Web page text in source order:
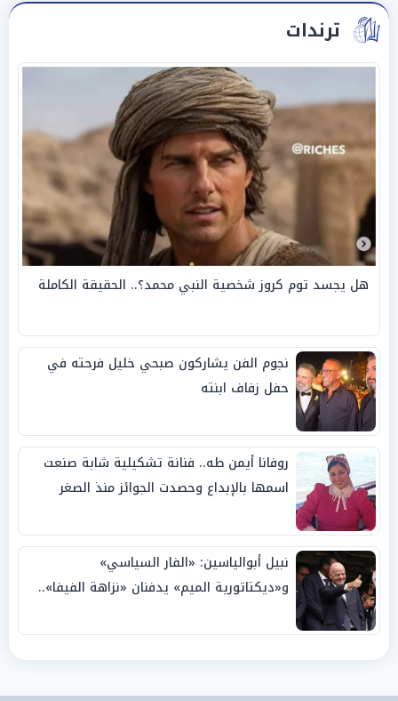
ترندات
هل يجسد توم كروز شخصية النبي محمد؟.. الحقيقة الكاملة
نجوم الفن يشاركون صبحي خليل فرحته في
حفل زفاف ابنته
روفانا أيمن طه.. فنانة تشكيلية شابة صنعت
اسمها بالإبداع وحصدت الجوائز منذ الصغر
نبيل أبوالياسين: «الفار السياسي»
و«ديكتاتورية الميم» يدفنان «نزاهة الفيفا»..